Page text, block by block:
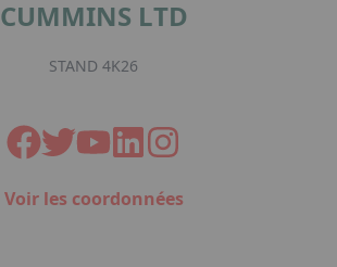
CUMMINS LTD
STAND 4K26
Voir les coordonnées